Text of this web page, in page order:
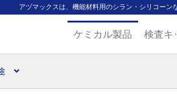
アヅマックスは、機能材料用のシラン・シリコーン
ケミカル製品 検査キ